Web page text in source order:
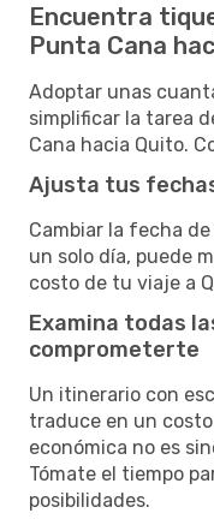
Encuentra
Punta Cana
Adoptar unas
simplificar la tarea
Cana hacia Quito.
Ajusta tus
Cambiar la fecha
un solo día, puede
costo de tu viaje a
Examina todas
comprometerte
Un itinerario con
traduce en un
económica no es
Tómate el tiempo
posibilidades.